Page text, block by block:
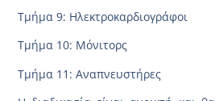
Τμήμα 9: Ηλεκτροκαρδιογράφοι
Τμήμα 10: Μόνιτορς
Τμήμα 11: Αναπνευστήρες